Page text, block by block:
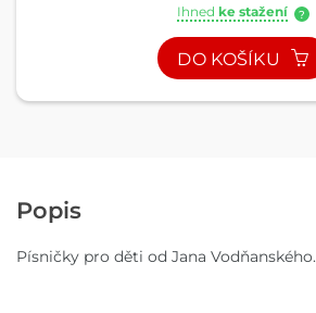
Ihned ke stažení ?
DO KOŠÍKU
Popis
Písničky pro děti od Jana Vodňanského.